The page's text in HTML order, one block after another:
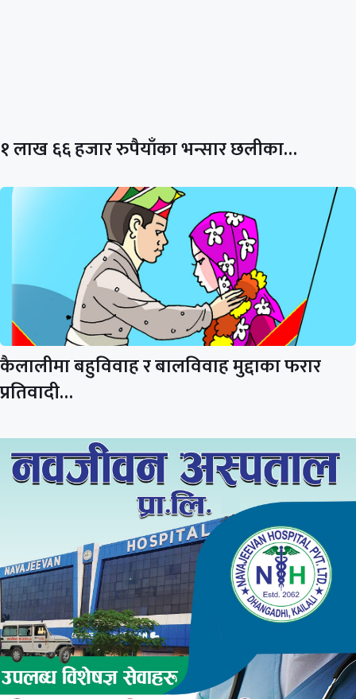
१ लाख ६६ हजार रुपैयाँका भन्सार छलीका…
कैलालीमा बहुविवाह र बालविवाह मुद्दाका फरार
प्रतिवादी…